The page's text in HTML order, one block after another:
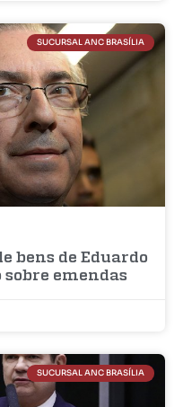
SUCURSAL ANC BRASÍLIA
bens de Eduardo
emendas
SUCURSAL ANC BRASÍLIA